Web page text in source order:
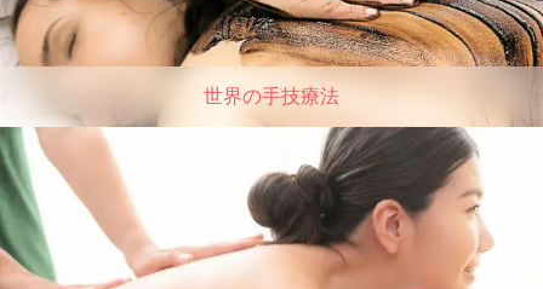
世界の手技療法